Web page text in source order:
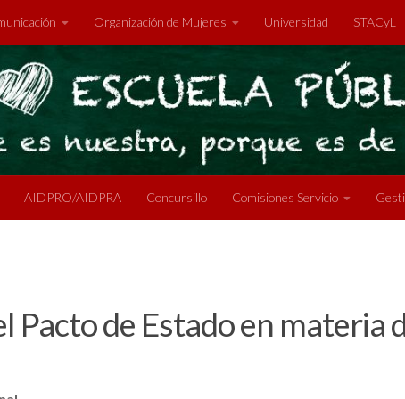
Organización de Mujeres Universidad STACyL
AIDPRO/AIDPRA Concursillo Comisiones Servicio
Pacto de Estado en materia